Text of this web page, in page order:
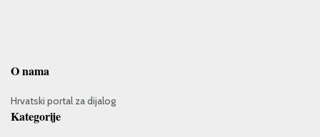
O nama
Hrvatski portal za dijalog
Kategorije